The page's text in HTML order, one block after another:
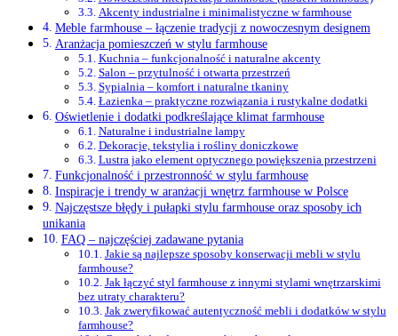
Akcenty industrialne i minimalistyczne w farmhouse
Meble farmhouse – łączenie tradycji z nowoczesnym designem
Aranżacja pomieszczeń w stylu farmhouse
Kuchnia – funkcjonalność i naturalne akcenty
Salon – przytulność i otwarta przestrzeń
Sypialnia – komfort i naturalne tkaniny
Łazienka – praktyczne rozwiązania i rustykalne dodatki
Oświetlenie i dodatki podkreślające klimat farmhouse
Naturalne i industrialne lampy
Dekoracje, tekstylia i rośliny doniczkowe
Lustra jako element optycznego powiększenia przestrzeni
Funkcjonalność i przestronność w stylu farmhouse
Inspiracje i trendy w aranżacji wnętrz farmhouse w Polsce
Najczęstsze błędy i pułapki stylu farmhouse oraz sposoby ich
unikania
FAQ – najczęściej zadawane pytania
Jakie są najlepsze sposoby konserwacji mebli w stylu
farmhouse?
Jak łączyć styl farmhouse z innymi stylami wnętrzarskimi
bez utraty charakteru?
Jak zweryfikować autentyczność mebli i dodatków w stylu
farmhouse?